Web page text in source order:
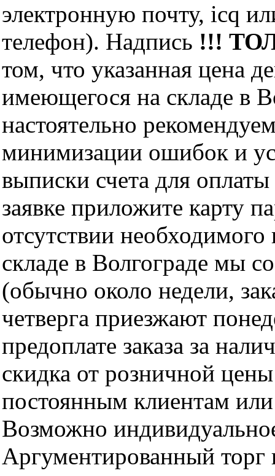
электронную почту, icq
телефон). Надпись !!!
том, что указанная цена
имеющегося на складе в
настоятельно
минимизации ошибок и
выписки счета для
заявке приложите карту
отсутствии
складе в Волгограде мы
(обычно около недели,
четверга приезжают
предоплате заказа за
скидка от розничной
постоянным клиентам
Возможно
Аргументированный торг